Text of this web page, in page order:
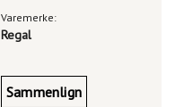
Varemerke:
Regal
Sammenlign